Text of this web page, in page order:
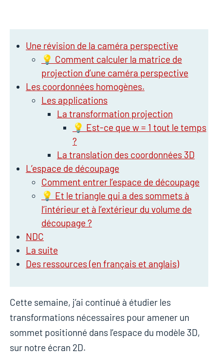
Une révision de la caméra perspective
💡 Comment calculer la matrice de
projection d’une caméra perspective
Les coordonnées homogènes.
Les applications
La transformation projection
💡 Est-ce que w = 1 tout le temps
?
La translation des coordonnées 3D
L’espace de découpage
Comment entrer l’espace de découpage
💡 Et le triangle qui a des sommets à
l’intérieur et à l’extérieur du volume de
découpage ?
NDC
La suite
Des ressources (en français et anglais)
Cette semaine, j’ai continué à étudier les
transformations nécessaires pour amener un
sommet positionné dans l’espace du modèle 3D,
sur notre écran 2D.